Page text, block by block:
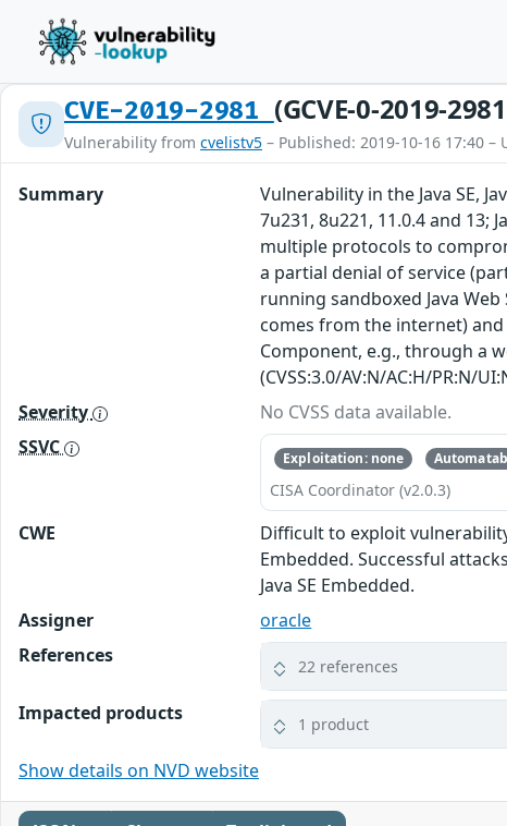
CVE-2019-2981 (GCVE-0-2019-
Vulnerability from cvelistv5 – Published: 2019-10-16 17:40 –
Summary
Vulnerability in the Java SE,
7u231, 8u221, 11.0.4 and
multiple protocols to
a partial denial of service
running sandboxed Java
comes from the internet) and
Component, e.g., through a
(CVSS:3.0/AV:N/AC:H/PR:N/
Severity
No CVSS data available.
SSVC
Exploitation: none
CISA Coordinator (v2.0.3)
CWE
Difficult to exploit
Embedded. Successful
Java SE Embedded.
Assigner
oracle
References
22 references
Impacted products 1 product
Show details on NVD website